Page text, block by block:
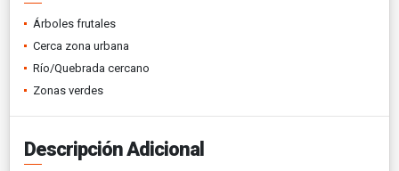
Árboles frutales
Cerca zona urbana
Río/Quebrada cercano
Zonas verdes
Descripción Adicional